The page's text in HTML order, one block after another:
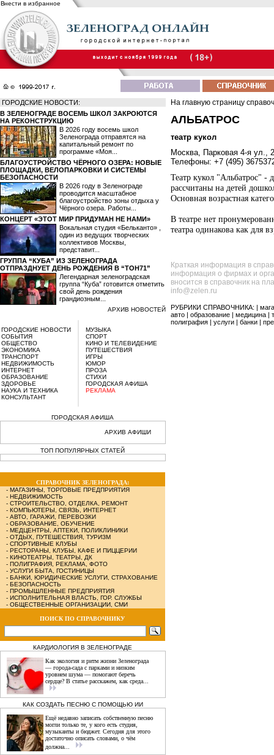
Внести в избранное
ГОРОДСКИЕ НОВОСТИ:
В ЗЕЛЕНОГРАДЕ ВОСЕМЬ ШКОЛ ЗАКРОЮТСЯ
НА РЕКОНСТРУКЦИЮ
В 2026 году восемь школ
Зеленограда отправятся на
капитальный ремонт по
программе «Моя...
БЛАГОУСТРОЙСТВО ЧЁРНОГО ОЗЕРА: НОВЫЕ
ПЛОЩАДКИ, ВЕЛОПАРКОВКИ И СИСТЕМЫ
БЕЗОПАСНОСТИ
В 2026 году в Зеленограде
проводится масштабное
благоустройство зоны отдыха у
Чёрного озера. Работы...
КОНЦЕРТ «ЭТОТ МИР ПРИДУМАН НЕ НАМИ»
Вокальная студия «Бельканто» ,
один из ведущих творческих
коллективов Москвы,
представит...
ГРУППА “КУБА” ИЗ ЗЕЛЕНОГРАДА
ОТПРАЗДНУЕТ ДЕНЬ РОЖДЕНИЯ В “ТОН71”
Легендарная зеленоградская
группа “Куба” готовится отметить
свой день рождения
грандиозным...
АРХИВ НОВОСТЕЙ
ГОРОДСКИЕ НОВОСТИ
СОБЫТИЯ
ОБЩЕСТВО
ЭКОНОМИКА
ТРАНСПОРТ
НЕДВИЖИМОСТЬ
ИНТЕРНЕТ
ОБРАЗОВАНИЕ
ЗДОРОВЬЕ
НАУКА И ТЕХНИКА
КОНСУЛЬТАНТ
МУЗЫКА
СПОРТ
КИНО И ТЕЛЕВИДЕНИЕ
ПУТЕШЕСТВИЯ
ИГРЫ
ЮМОР
ПРОЗА
СТИХИ
ГОРОДСКАЯ АФИША
РЕКЛАМА
ГОРОДСКАЯ АФИША
АРХИВ АФИШИ
ТОП ПОПУЛЯРНЫХ СТАТЕЙ
СПРАВОЧНИК ЗЕЛЕНОГРАДА:
- МАГАЗИНЫ, ТОРГОВЫЕ ПРЕДПРИЯТИЯ
- НЕДВИЖИМОСТЬ
- СТРОИТЕЛЬСТВО, ОТДЕЛКА, РЕМОНТ
- КОМПЬЮТЕРЫ, СВЯЗЬ, ИНТЕРНЕТ
- АВТО, ГАРАЖИ, ПЕРЕВОЗКИ
- ОБРАЗОВАНИЕ, ОБУЧЕНИЕ
- МЕДЦЕНТРЫ, АПТЕКИ, ПОЛИКЛИНИКИ
- ОТДЫХ, ПУТЕШЕСТВИЯ, ТУРИЗМ
- СПОРТИВНЫЕ КЛУБЫ
- РЕСТОРАНЫ, КЛУБЫ, КАФЕ И ПИЦЦЕРИИ
- КИНОТЕАТРЫ, ТЕАТРЫ, ДК
- ПОЛИГРАФИЯ, РЕКЛАМА, ФОТО
- УСЛУГИ БЫТА, ГОСТИНИЦЫ
- БАНКИ, ЮРИДИЧЕСКИЕ УСЛУГИ, СТРАХОВАНИЕ
- БЕЗОПАСНОСТЬ
- ПРОМЫШЛЕННЫЕ ПРЕДПРИЯТИЯ
- ИСПОЛНИТЕЛЬНАЯ ВЛАСТЬ, ГОР. СЛУЖБЫ
- ОБЩЕСТВЕННЫЕ ОРГАНИЗАЦИИ, СМИ
ПОИСК ПО СПРАВОЧНИКУ
КАРДИОЛОГИЯ В ЗЕЛЕНОГРАДЕ
Как экология и ритм жизни Зеленограда
— города‑сада с парками и низким
уровнем шума — помогают беречь
сердце? В статье расскажем, как среда...
КАК СОЗДАТЬ ПЕСНЮ С ПОМОЩЬЮ ИИ
Ещё недавно записать собственную песню
могли только те, у кого есть студия,
музыканты и бюджет. Сегодня для этого
достаточно описать словами, о чём
должна...
На главную страницу
АЛЬБАТРОС
театр кукол
Москва, Парковая 4-я ул.,
Телефоны: +7 (495)
Театр кукол "Альбатрос" -
рассчитаны на детей
Основная возрастная
В театре нет
театра одинакова как для
Краткая информация в
информация о фирмах и
вносится в справочник на
info@zelen.ru
РУБРИКИ СПРАВОЧНИКА: |
авто
образование медицина
полиграфия
услуги банки